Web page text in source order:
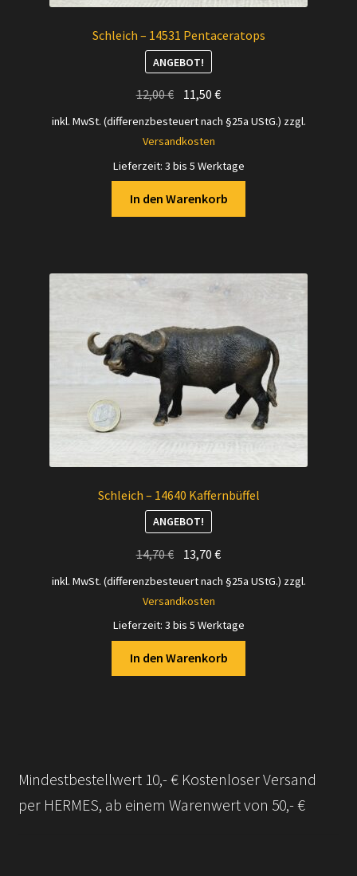
Schleich – 14531 Pentaceratops
ANGEBOT!
12,00€ Ursprünglicher
war:
11,50€Aktueller
inkl. MwSt. (differenzbesteuert nach §25a UStG.) zzgl.
Versandkosten
Lieferzeit: 3 bis 5 Werktage
In den Warenkorb
Schleich – 14640 Kaffernbüffel
ANGEBOT!
14,70€ Ursprünglicher
war:
13,70€Aktueller
inkl. MwSt. (differenzbesteuert nach §25a UStG.) zzgl.
Versandkosten
Lieferzeit: 3 bis 5 Werktage
In den Warenkorb
Mindestbestellwert 10,- € Kostenloser Versand
per HERMES, ab einem Warenwert von 50,- €